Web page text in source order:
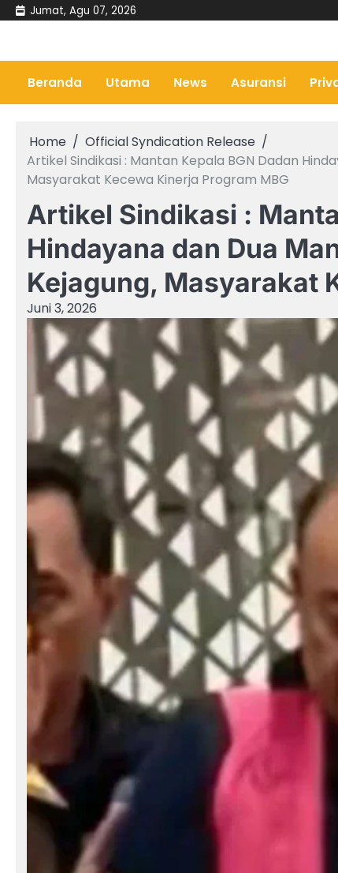
Skip Jumat, Agu 07, 2026
Beranda Utama News Asuransi
Home
Official Syndication Release
Artikel Sindikasi : Mantan Kepala BGN Dadan
Masyarakat Kecewa Kinerja Program MBG
Artikel Sindikasi :
Hindayana dan Dua
Kejagung, Masyarakat
Juni 3, 2026